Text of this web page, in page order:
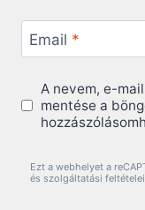
Email *
A nevem, e-
mentése a
Ezt a webhelyet a
és szolgáltatási